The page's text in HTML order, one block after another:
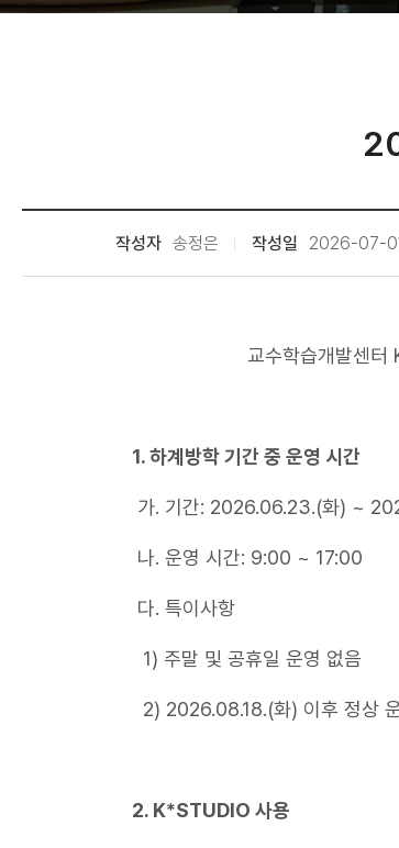
작성자 송정은 작성일 2026-07-
교수학습개발센터
1. 하계방학 기간 중 운영 시간
가. 기간: 2026.06.23.(화) ~
나. 운영 시간: 9:00 ~ 17:00
다. 특이사항
1) 주말 및 공휴일 운영 없음
2) 2026.08.18.(화) 이후 정상
2. K*STUDIO 사용